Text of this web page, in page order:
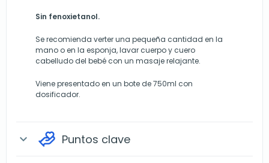
Sin fenoxietanol.
Se recomienda verter una pequeña cantidad en la
mano o en la esponja, lavar cuerpo y cuero
cabelludo del bebé con un masaje relajante.
Viene presentado en un bote de 750ml con
dosificador.
expand_more Puntos clave